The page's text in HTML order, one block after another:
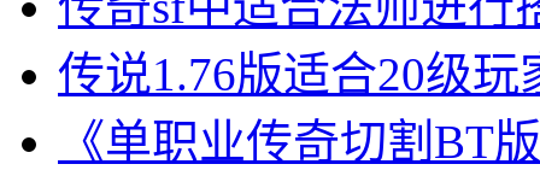
传说1.76版适合20级玩
《单职业传奇切割BT